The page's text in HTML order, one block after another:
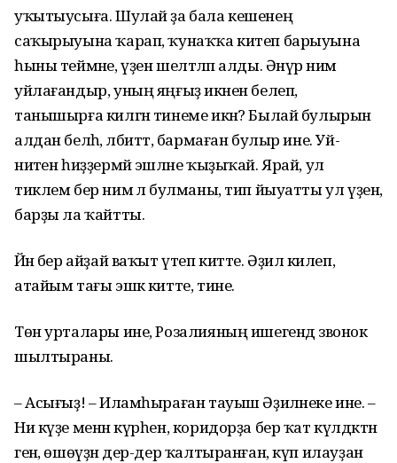
уҡытыусыға. Шулай ҙа бала кешенең
саҡырыуына ҡарап, ҡунаҡҡа китеп барыуына
һыны теймәне, үҙен шелтәләп алды. Әнүәр нимә
уйлағандыр, уның яңғыҙ икәнен белеп,
танышырға килгән тинеме икән? Былай булырын
алдан белһә, әлбиттә, бармаған булыр ине. Уй-
ниәтен һиҙҙермәй эшләне ҡыҙыҡай. Ярай, ул
тиклем бер нимә лә булманы, тип йыуатты ул үҙен,
барҙы ла ҡайтты.
Йәнә бер айҙай ваҡыт үтеп китте. Әҙилә килеп,
атайым тағы эшкә китте, тине.
Төн урталары ине, Розалияның ишегендә звонок
шылтыраны.
– Асығыҙ! – Иламһыраған тауыш Әҙиләнеке ине. –
Ни күҙе менән күрһен, коридорҙа бер ҡат күлдәктән
генә, өшөүҙән дер-дер ҡалтыранған, күп илауҙан